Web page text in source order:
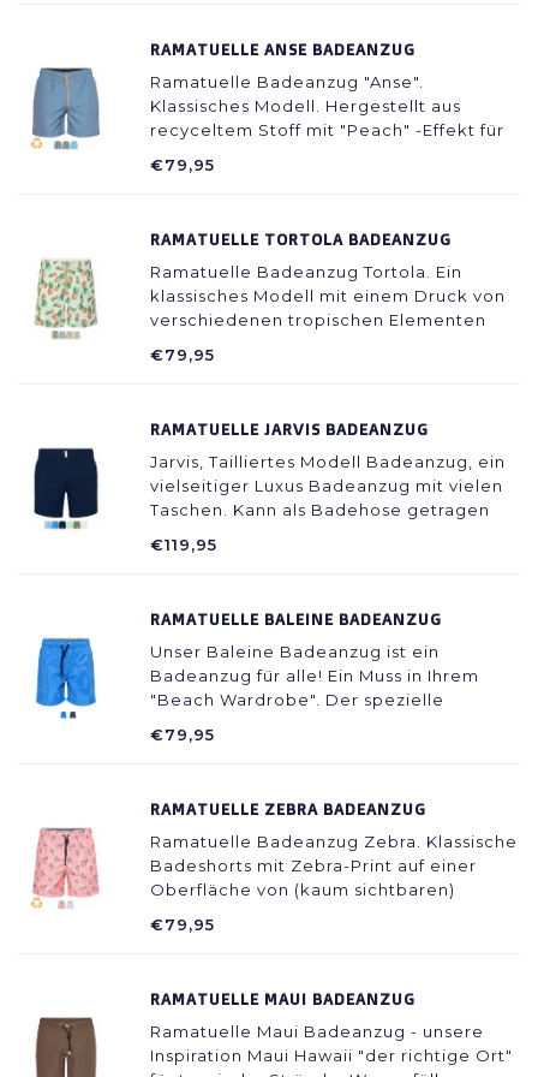
RAMATUELLE ANSE BADEANZUG
Ramatuelle Badeanzug "Anse".
Klassisches Modell. Hergestellt aus
recyceltem Stoff mit "Peach" -Effekt für
€79,95
RAMATUELLE TORTOLA BADEANZUG
Ramatuelle Badeanzug Tortola. Ein
klassisches Modell mit einem Druck von
verschiedenen tropischen Elementen
€79,95
RAMATUELLE JARVIS BADEANZUG
Jarvis, Tailliertes Modell Badeanzug, ein
vielseitiger Luxus Badeanzug mit vielen
Taschen. Kann als Badehose getragen
gepflegten Shorts. So werden Sie mit
€119,95
RAMATUELLE BALEINE BADEANZUG
Unser Baleine Badeanzug ist ein
Badeanzug für alle! Ein Muss in Ihrem
"Beach Wardrobe". Der spezielle
Haut, lässt die Luft darunter und fühlt sich
€79,95
RAMATUELLE ZEBRA BADEANZUG
Ramatuelle Badeanzug Zebra. Klassische
Badeshorts mit Zebra-Print auf einer
Oberfläche von (kaum sichtbaren)
€79,95
RAMATUELLE MAUI BADEANZUG
Ramatuelle Maui Badeanzug - unsere
Inspiration Maui Hawaii "der richtige Ort"